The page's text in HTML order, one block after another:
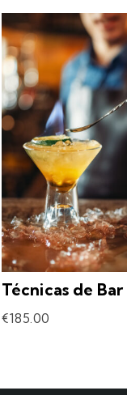
Técnicas de Bar
€185.00